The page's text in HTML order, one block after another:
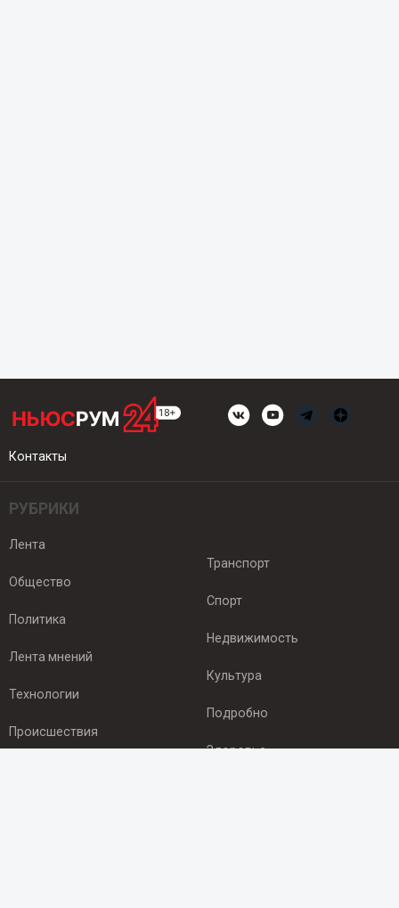
Контакты
РУБРИКИ
Лента
Общество
Политика
Лента мнений
Технологии
Происшествия
Транспорт
Спорт
Недвижимость
Культура
Подробно
Здоровье